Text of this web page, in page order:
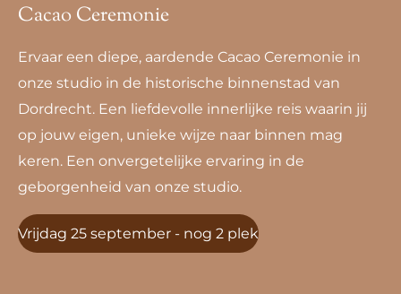
Cacao Ceremonie
Ervaar een diepe, aardende Cacao Ceremonie in
onze studio in de historische binnenstad van
Dordrecht. Een liefdevolle innerlijke reis waarin jij
op jouw eigen, unieke wijze naar binnen mag
keren. Een onvergetelijke ervaring in de
geborgenheid van onze studio.
Vrijdag 25 september - nog 2 plek